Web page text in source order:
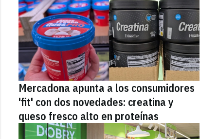
Mercadona apunta a los consumidores
'fit' con dos novedades: creatina y
queso fresco alto en proteínas